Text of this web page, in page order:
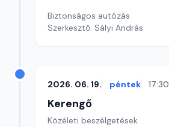
Biztonságos autózás
Szerkesztő: Sályi András
2026. 06. 19. péntek 17:30
Kerengő
Közéleti beszélgetések